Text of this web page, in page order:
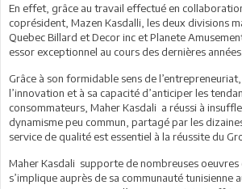
En effet, grâce au travail effectué en
coprésident, Mazen Kasdalli, les deux divisions
Quebec Billard et Decor inc et Planete
essor exceptionnel au cours des dernières années.
Grâce à son formidable sens de
l’innovation et à sa capacité d’anticiper les
consommateurs, Maher Kasdali a réussi à
dynamisme peu commun, partagé par les
service de qualité est essentiel à la réussite du
Maher Kasdali supporte de nombreuses
s’implique auprès de sa communauté tunisienne